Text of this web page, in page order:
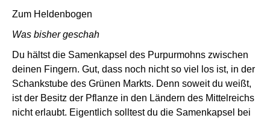
Zum Heldenbogen
Was bisher geschah
Du hältst die Samenkapsel des Purpurmohns zwischen
deinen Fingern. Gut, dass noch nicht so viel los ist, in der
Schankstube des Grünen Markts. Denn soweit du weißt,
ist der Besitz der Pflanze in den Ländern des Mittelreichs
nicht erlaubt. Eigentlich solltest du die Samenkapsel bei